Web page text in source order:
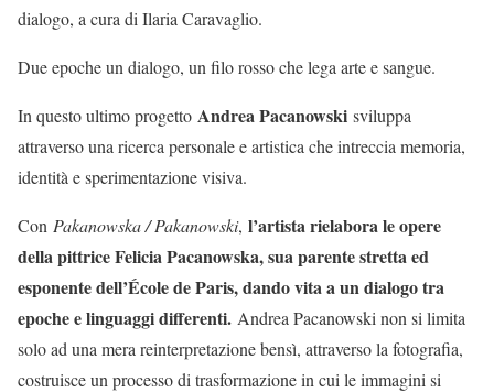
dialogo, a cura di Ilaria Caravaglio.
Due epoche un dialogo, un filo rosso che lega arte e sangue.
In questo ultimo progetto Andrea Pacanowski sviluppa
attraverso una ricerca personale e artistica che intreccia memoria,
identità e sperimentazione visiva.
Con Pakanowska / Pakanowski, l’artista rielabora le opere
della pittrice Felicia Pacanowska, sua parente stretta ed
esponente dell’École de Paris, dando vita a un dialogo tra
epoche e linguaggi differenti. Andrea Pacanowski non si limita
solo ad una mera reinterpretazione bensì, attraverso la fotografia,
costruisce un processo di trasformazione in cui le immagini si